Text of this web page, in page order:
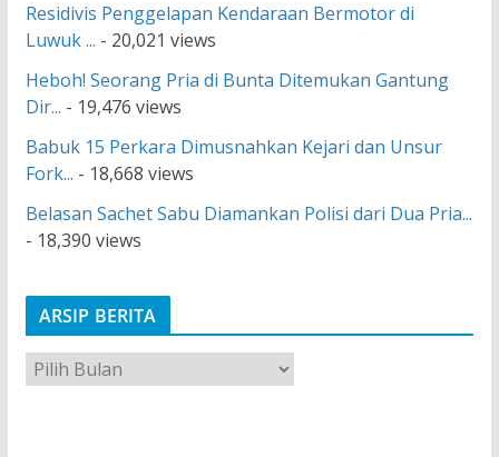
Residivis Penggelapan Kendaraan Bermotor di
Luwuk ... - 20,021 views
Heboh! Seorang Pria di Bunta Ditemukan Gantung
Dir... - 19,476 views
Babuk 15 Perkara Dimusnahkan Kejari dan Unsur
Fork... - 18,668 views
Belasan Sachet Sabu Diamankan Polisi dari Dua Pria...
- 18,390 views
ARSIP BERITA
A
r